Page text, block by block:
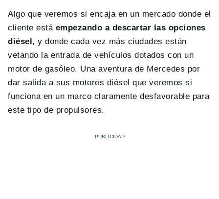
Algo que veremos si encaja en un mercado donde el
cliente estáempezando a descartar las opciones
diésel, y donde cada vez más ciudades están
vetando la entrada de vehículos dotados con un
motor de gasóleo. Una aventura de Mercedes por
dar salida a sus motores diésel que veremos si
funciona en un marco claramente desfavorable para
este tipo de propulsores.